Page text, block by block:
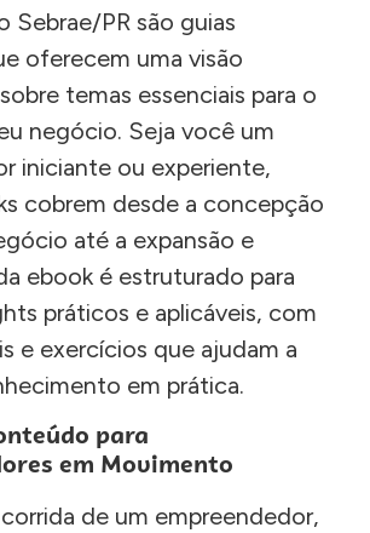
Sebrae/PR são guias
oferecem uma visão
temas essenciais para o
negócio. Seja você um
iniciante ou experiente,
cobrem desde a concepção
até a expansão e
ebook é estruturado para
práticos e aplicáveis, com
e exercícios que ajudam a
em prática.
para
em Movimento
de um empreendedor,